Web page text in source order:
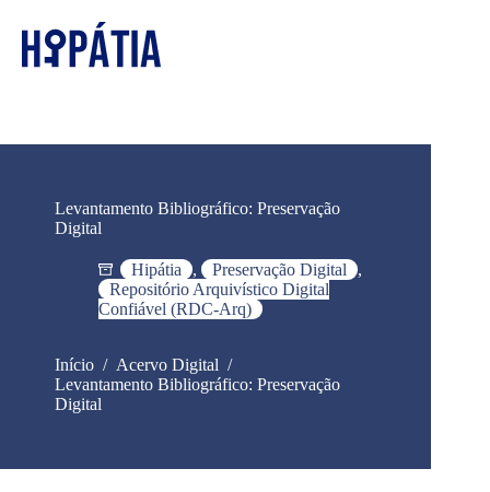
Levantamento Bibliográfico: Preservação
Digital
Hipátia , Preservação Digital
,
Repositório Arquivístico Digital
Confiável (RDC-Arq)
Início / Acervo Digital /
Levantamento Bibliográfico: Preservação
Digital